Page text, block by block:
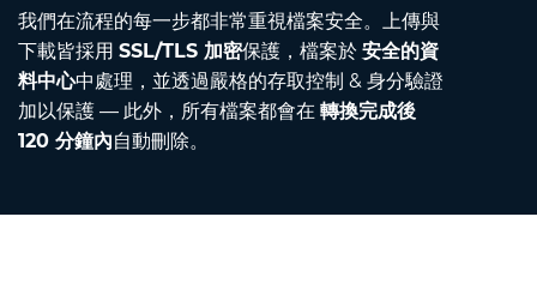
我們在流程的每一步都非常重視檔案安全。上傳與
下載皆採用 SSL/TLS 加密保護，檔案於 安全的資
料中心中處理，並透過嚴格的存取控制 & 身分驗證
加以保護 — 此外，所有檔案都會在 轉換完成後
120 分鐘內自動刪除。